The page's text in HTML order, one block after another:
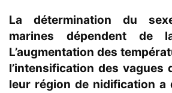
La détermination du
marines dépendent de
L’augmentation des
l’intensification des vagues
leur région de nidification a